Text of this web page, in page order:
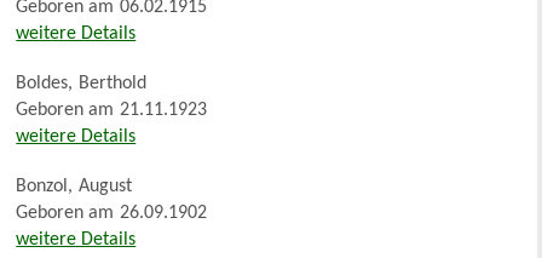
Geboren am 06.02.1915
weitere Details
Boldes, Berthold
Geboren am 21.11.1923
weitere Details
Bonzol, August
Geboren am 26.09.1902
weitere Details